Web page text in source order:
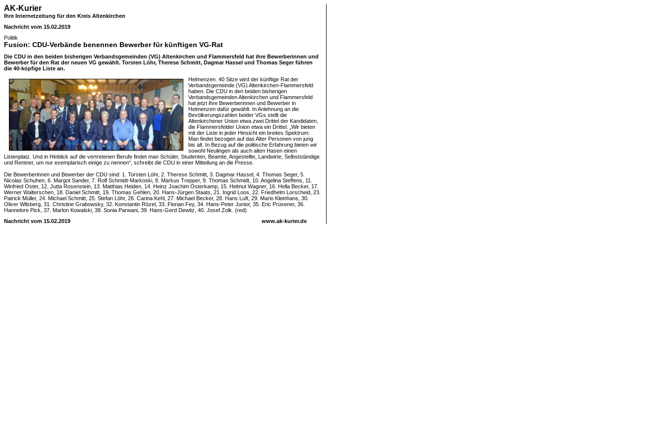
AK-Kurier
Ihre Internetzeitung für den Kreis Altenkirchen
Nachricht vom 15.02.2019
Politik
Fusion: CDU-Verbände benennen Bewerber für künftigen VG-Rat
Die CDU in den beiden bisherigen Verbandsgemeinden (VG) Altenkirchen und Flammersfeld hat ihre Bewerberinnen und
Bewerber für den Rat der neuen VG gewählt. Torsten Löhr, Therese Schmitt, Dagmar Hassel und Thomas Seger führen
die 40-köpfige Liste an.
Helmenzen. 40 Sitze wird der künftige Rat der
Verbandsgemeinde (VG) Altenkirchen-Flammersfeld
haben. Die CDU in den beiden bisherigen
Verbandsgemeinden Altenkirchen und Flammersfeld
hat jetzt ihre Bewerberinnen und Bewerber in
Helmenzen dafür gewählt. In Anlehnung an die
Bevölkerungszahlen beider VGs stellt die
Altenkirchener Union etwa zwei Drittel der Kandidaten,
die Flammersfelder Union etwa ein Drittel. „Wir bieten
mit der Liste in jeder Hinsicht ein breites Spektrum:
Man findet bezogen auf das Alter Personen von jung
bis alt. In Bezug auf die politische Erfahrung bieten wir
sowohl Neulingen als auch alten Hasen einen
Listenplatz. Und in Hinblick auf die vertretenen Berufe findet man Schüler, Studenten, Beamte, Angestellte, Landwirte, Selbstständige
und Rentner, um nur exemplarisch einige zu nennen“, schreibt die CDU in einer Mitteilung an die Presse.
Die Bewerberinnen und Bewerber der CDU sind: 1. Torsten Löhr, 2. Therese Schmitt, 3. Dagmar Hassel, 4. Thomas Seger, 5.
Nicolas Schuhen, 6. Margot Sander, 7. Rolf Schmidt-Markoski, 8. Markus Trepper, 9. Thomas Schmidt, 10. Angelina Steffens, 11.
Winfried Oster, 12. Jutta Rosenstein, 13. Matthias Heiden, 14. Heinz Joachim Osterkamp, 15. Helmut Wagner, 16. Hella Becker, 17.
Werner Walterschen, 18. Daniel Schmitt, 19. Thomas Gehlen, 20. Hans-Jürgen Staats, 21. Ingrid Loos, 22. Friedhelm Lorscheid, 23.
Patrick Müller, 24. Michael Schmitt, 25. Stefan Löhr, 26. Carina Kehl, 27. Michael Becker, 28. Hans Luft, 29. Mario Kleinhans, 30.
Oliver Wilsberg, 31. Christine Grabowsky, 32. Konstantin Rözel, 33. Florian Fey, 34. Hans-Peter Junior, 35. Eric Prüsener, 36.
Hannelore Pick, 37. Marlon Kowalski, 38. Sonia Parwani, 39. Hans-Gerd Dewitz, 40. Josef Zolk. (red)
Nachricht vom 15.02.2019
www.ak-kurier.de